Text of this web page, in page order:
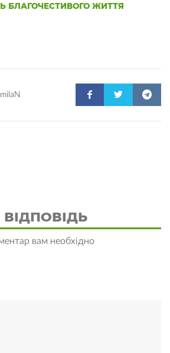
БЛАГОЧЕСТИВОГО ЖИТТЯ
вам необхідно